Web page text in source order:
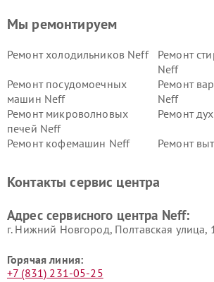
Мы ремонтируем
Ремонт холодильников Neff
Ремонт
Neff
Ремонт посудомоечных
машин Neff
Ремонт
Neff
Ремонт микроволновых
печей Neff
Ремонт
Ремонт кофемашин Neff Ремонт
Контакты сервис центра
Адрес сервисного центра Neff:
г. Нижний Новгород, Полтавская улица,
Горячая линия:
+7 (831) 231-05-25